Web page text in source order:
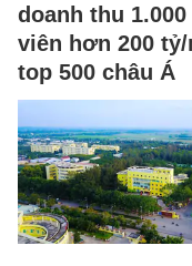
doanh thu
viên hơn 200
top 500 châu Á